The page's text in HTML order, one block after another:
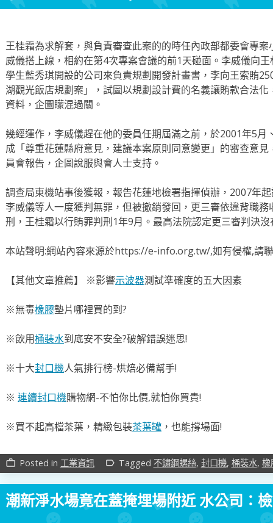
王桂霜為求解套，與負責審查此案的的時任內政部都委會專
威儀搭上線，相約在第4次專案會議的前1天碰面。 李威儀向
學生藍秀琪開設的公司來負責規劃開發計畫書，李向王索賄
湖觀光飯店規劃案」，試圖以規劃設計費的名義讓賄款合法
資料，企圖矇混過關。
幾經運作，李威儀趕在他的委員任期屆滿之前，於2001年5月
成「尊重花蓮縣府意見，建議本案原則同意變更」的審查意
員會報告，企圖說服與會人士支持。
調查局東機站事後獲報，報告花蓮地檢署指揮偵辦，2007年
李威儀等人一度獲判無罪，但被撤銷發回，更三審依違背職
刑，王桂霜以行賄罪判刑1年9月。 最高法院認定更三審判決
本站聲明:網站內容來源於https://e-info.org.tw/,如有侵權,請
【其他文章推薦】 ※影響示波器測試準確度的五大因素
※無毒橡膠墊片哪裡買的到?
※飲用桶裝水到底安不安全?破解錯誤迷思!
※十大封口機人氣排行榜-烘焙必備幫手!
※ 連續封口機購物網-不怕你比價,就怕你買貴!
※買不起高檔茶葉，精緻包裝茶葉罐，也能撐場面!
work_outline Posted in 工業資訊 label_outline Tagged 不鏽鋼螺絲, 封口機, 桶裝水, 橡
潮新淨水場竟在蓋掩埋場附近 水公司：